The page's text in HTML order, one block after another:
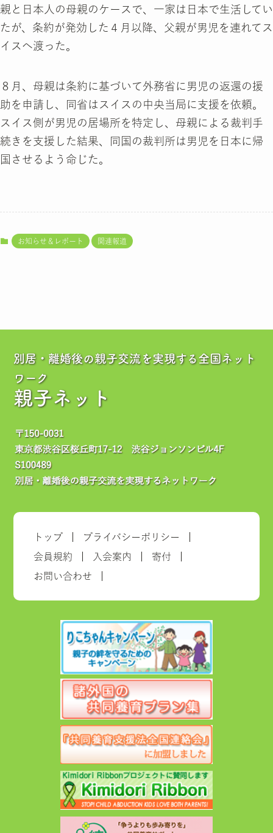
親と日本人の母親のケースで、一家は日本で生活してい
たが、条約が発効した４月以降、父親が男児を連れてス
イスへ渡った。
８月、母親は条約に基づいて外務省に男児の返還の援
助を申請し、同省はスイスの中央当局に支援を依頼。
スイス側が男児の居場所を特定し、母親による裁判手
続きを支援した結果、同国の裁判所は男児を日本に帰
国させるよう命じた。
お知らせ＆レポート 関連報道
別居・離婚後の親子交流を実現する全国ネット
ワーク
親子ネット
トップ プライバシーポリシー
会員規約 入会案内 寄付
お問い合わせ